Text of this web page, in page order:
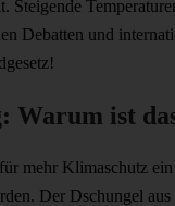
Steigende
Debatten und
Warum ist
mehr Klimaschutz
Der Dschungel